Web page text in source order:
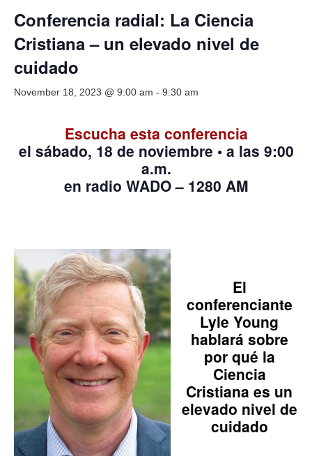
Conferencia radial: La Ciencia
Cristiana – un elevado nivel de
cuidado
November 18, 2023 @ 9:00 am - 9:30 am
Escucha esta conferencia
el sábado, 18 de noviembre • a las 9:00
a.m.
en radio WADO – 1280 AM
El
conferenciante
Lyle Young
hablará sobre
por qué la
Ciencia
Cristiana es un
elevado nivel de
cuidado